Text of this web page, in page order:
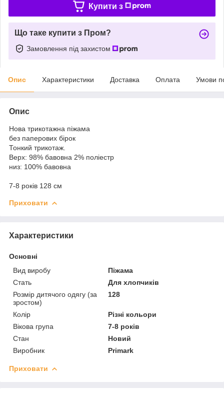
Купити з
Що таке купити з Пром?
Замовлення під захистом
Опис Характеристики Доставка Оплата Умови
Опис
Нова трикотажна піжама
без паперових бірок
Тонкий трикотаж.
Верх: 98% бавовна 2% поліестр
низ: 100% бавовна
7-8 років 128 см
Приховати
Характеристики
Основні
Вид виробу
Піжама
Стать
Для хлопчиків
Розмір дитячого одягу (за
зростом)
128
Колір
Різні кольори
Вікова група
7-8 років
Стан
Новий
Виробник
Primark
Приховати